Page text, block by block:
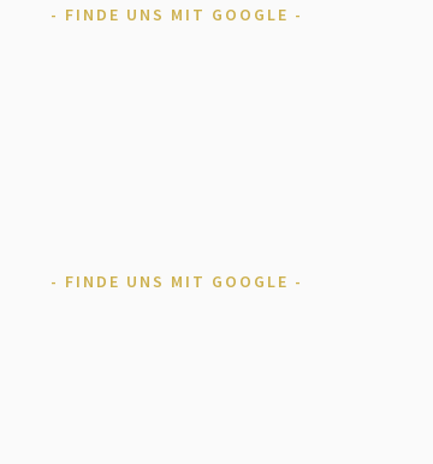
FINDE UNS MIT GOOGLE
FINDE UNS MIT GOOGLE